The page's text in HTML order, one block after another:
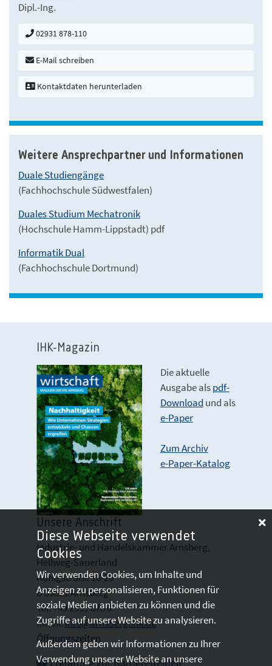
Dipl.-Ing.
02931 878-110
E-Mail schreiben
Kontaktdaten herunterladen
Weitere Ansprechpartner und Informationen
Duale Studiengänge
(Fachhochschule Südwestfalen)
Duales Studium Mechatronik
(Hochschule Hamm-Lippstadt) pdf
Informatik Dual
(Fachhochschule Dortmund)
IHK-Magazin
Die aktuelle
Ausgabe alspdf-
Download und als
e-Paper
Zum Archiv
e-Paper-Katalog
Unsere Anschrift
Industrie- und Handelskammer Arnsberg,
Hellweg-Sauerland
Königstraße 18-20
D 59821 Arnsberg
Tel: +49 2931 878 0
Email:info@arnsberg.ihk.de
Öffnungszeiten
Erklärung zur Barrierefreiheit
Diese Webseite verwendet
Cookies
Wir verwenden Cookies, um Inhalte und
Anzeigen zu personalisieren, Funktionen für
soziale Medien anbieten zu können und die
Zugriffe auf unsere Website zu analysieren.
Außerdem geben wir Informationen zu Ihrer
Verwendung unserer Website an unsere